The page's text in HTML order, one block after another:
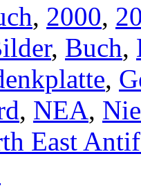
, 2000,
, Buch,
,
, NEA,
East